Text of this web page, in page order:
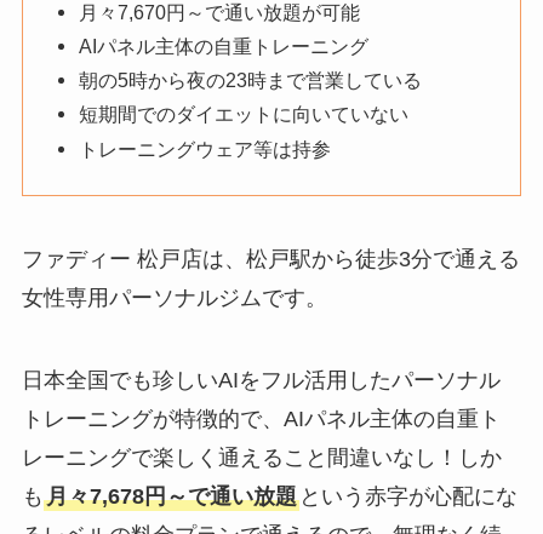
月々7,670円～で通い放題が可能
AIパネル主体の自重トレーニング
朝の5時から夜の23時まで営業している
短期間でのダイエットに向いていない
トレーニングウェア等は持参
ファディー 松戸店は、松戸駅から徒歩3分で通える
女性専用パーソナルジムです。
日本全国でも珍しいAIをフル活用したパーソナル
トレーニングが特徴的で、AIパネル主体の自重ト
レーニングで楽しく通えること間違いなし！しか
も 月々7,678円～で通い放題という赤字が心配にな